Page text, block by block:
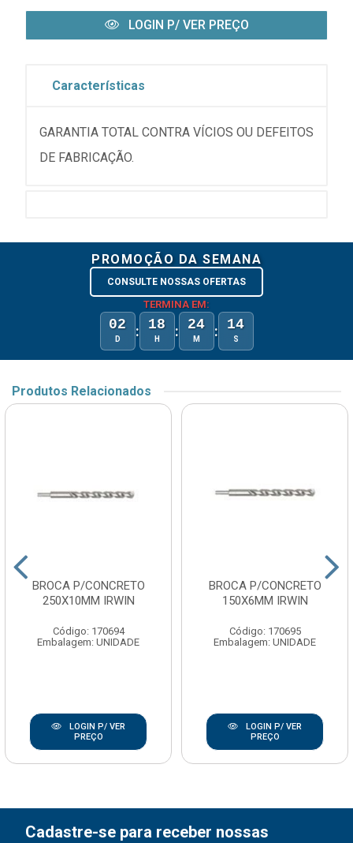
LOGIN P/ VER PREÇO
Características
GARANTIA TOTAL CONTRA VÍCIOS OU DEFEITOS
DE FABRICAÇÃO.
PROMOÇÃO DA SEMANA
CONSULTE NOSSAS OFERTAS
TERMINA EM:
02
D : 18
H : 24
M : 14
S
Produtos Relacionados
BROCA P/CONCRETO
250X10MM IRWIN
Código: 170694
Embalagem: UNIDADE
LOGIN P/ VER
PREÇO
BROCA P/CONCRETO
150X6MM IRWIN
Código: 170695
Embalagem: UNIDADE
LOGIN P/ VER
PREÇO
Cadastre-se para receber nossas